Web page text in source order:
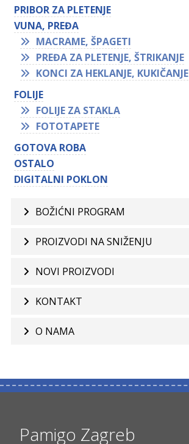
PRIBOR ZA PLETENJE
VUNA, PREĐA
MACRAME, ŠPAGETI
PREĐA ZA PLETENJE, ŠTRIKANJE
KONCI ZA HEKLANJE, KUKIČANJE
FOLIJE
FOLIJE ZA STAKLA
FOTOTAPETE
GOTOVA ROBA
OSTALO
DIGITALNI POKLON
BOŽIĆNI PROGRAM
PROIZVODI NA SNIŽENJU
NOVI PROIZVODI
KONTAKT
O NAMA
Pamigo Zagreb